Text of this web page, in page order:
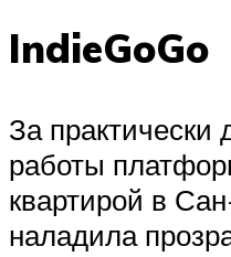
IndieGoGo
За практически
работы
квартирой в
наладила